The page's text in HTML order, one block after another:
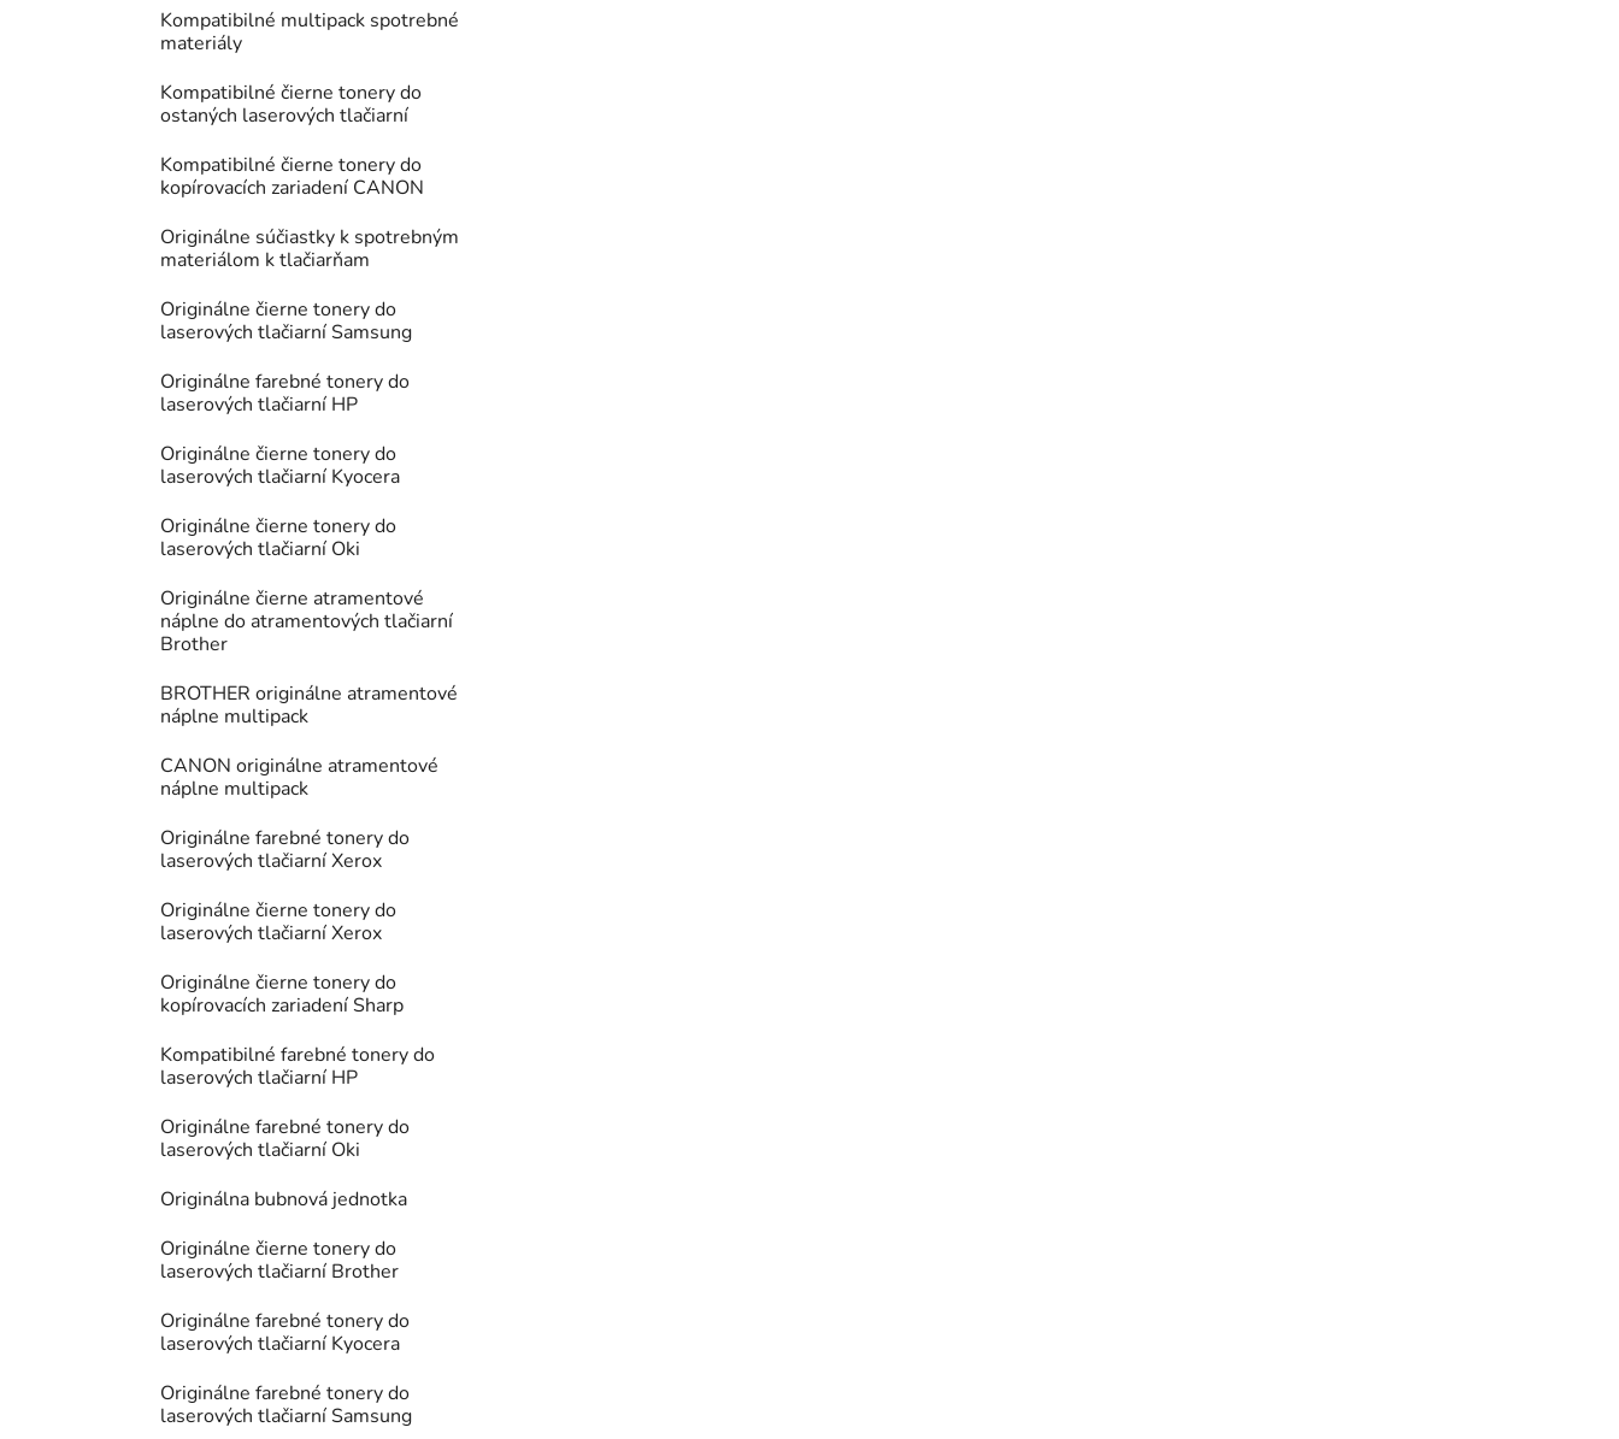
Kompatibilné multipack spotrebné
materiály
Kompatibilné čierne tonery do
ostaných laserových tlačiarní
Kompatibilné čierne tonery do
kopírovacích zariadení CANON
Originálne súčiastky k spotrebným
materiálom k tlačiarňam
Originálne čierne tonery do
laserových tlačiarní Samsung
Originálne farebné tonery do
laserových tlačiarní HP
Originálne čierne tonery do
laserových tlačiarní Kyocera
Originálne čierne tonery do
laserových tlačiarní Oki
Originálne čierne atramentové
náplne do atramentových tlačiarní
Brother
BROTHER originálne atramentové
náplne multipack
CANON originálne atramentové
náplne multipack
Originálne farebné tonery do
laserových tlačiarní Xerox
Originálne čierne tonery do
laserových tlačiarní Xerox
Originálne čierne tonery do
kopírovacích zariadení Sharp
Kompatibilné farebné tonery do
laserových tlačiarní HP
Originálne farebné tonery do
laserových tlačiarní Oki
Originálna bubnová jednotka
Originálne čierne tonery do
laserových tlačiarní Brother
Originálne farebné tonery do
laserových tlačiarní Kyocera
Originálne farebné tonery do
laserových tlačiarní Samsung